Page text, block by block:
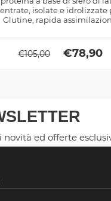
isolate e idrolizzate
Glutine, rapida
€105,00 €78,90
ed offerte